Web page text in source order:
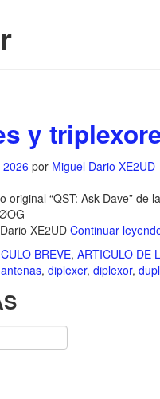
y
por Miguel Dario XE2UD
original “QST: Ask Dave” de
XE2UD Continuar
BREVE, ARTICULO DE
antenas, diplexer, diplexor,